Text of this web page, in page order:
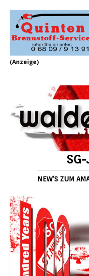
(Anzeige)
SG-
NEW'S ZUM